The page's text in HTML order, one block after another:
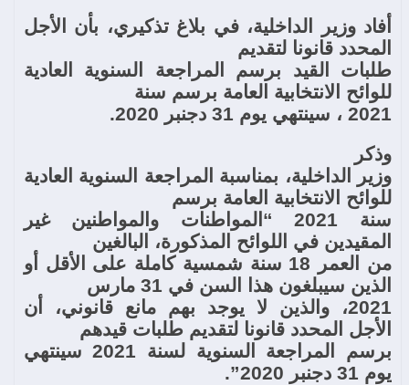
أفاد وزير الداخلية، في بلاغ تذكيري، بأن الأجل
المحدد قانونا لتقديم
طلبات القيد برسم المراجعة السنوية العادية
للوائح الانتخابية العامة برسم سنة
2021 ، سينتهي يوم 31 دجنبر 2020
.
وذكر
وزير الداخلية، بمناسبة المراجعة السنوية العادية
للوائح الانتخابية العامة برسم
سنة 2021 “المواطنات والمواطنين غير
المقيدين في اللوائح المذكورة، البالغين
من العمر 18 سنة شمسية كاملة على الأقل أو
الذين سيبلغون هذا السن في 31 مارس
2021، والذين لا يوجد بهم مانع قانوني، أن
الأجل المحدد قانونا لتقديم طلبات قيدهم
برسم المراجعة السنوية لسنة 2021 سينتهي
يوم 31 دجنبر 2020”.